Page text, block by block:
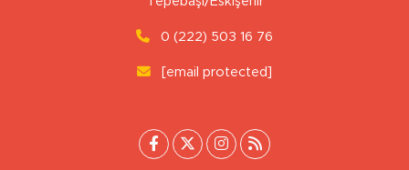
Tepebaşı/Eskişehir
0 (222) 503 16 76
[email protected]